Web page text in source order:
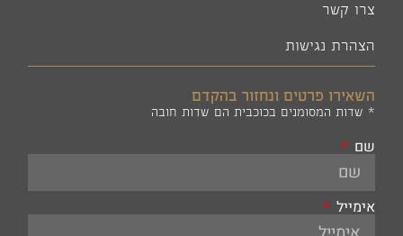
צרו קשר
הצהרת נגישות
השאירו פרטים ונחזור בהקדם
* שדות המסומנים בכוכבית הם שדות חובה
שם
אימייל